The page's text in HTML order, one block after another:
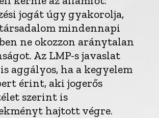
jogát úgy gyakorolja,
mindennapi
ne okozzon aránytalan
Az LMP-s javaslat
aggályos, ha a kegyelem
érint, aki jogerős
szerint is
hajtott végre.